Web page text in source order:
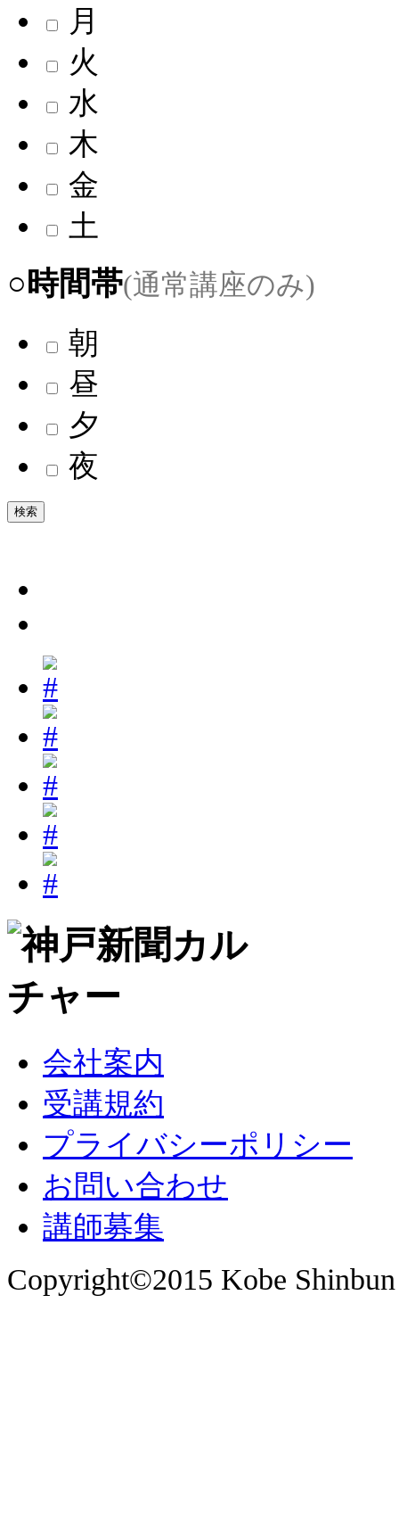
月
火
水
木
金
土
○時間帯(通常講座のみ)
朝
昼
夕
夜
検索
会社案内
受講規約
プライバシーポリシー
お問い合わせ
講師募集
Copyright©2015 Kobe